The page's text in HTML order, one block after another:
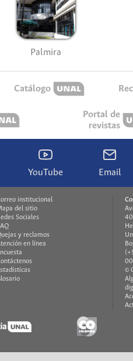
Palmira
Catálogo
Portal de
revistas
YouTube Email
institucional
del sitio
Sociales
y reclamos
en línea
©